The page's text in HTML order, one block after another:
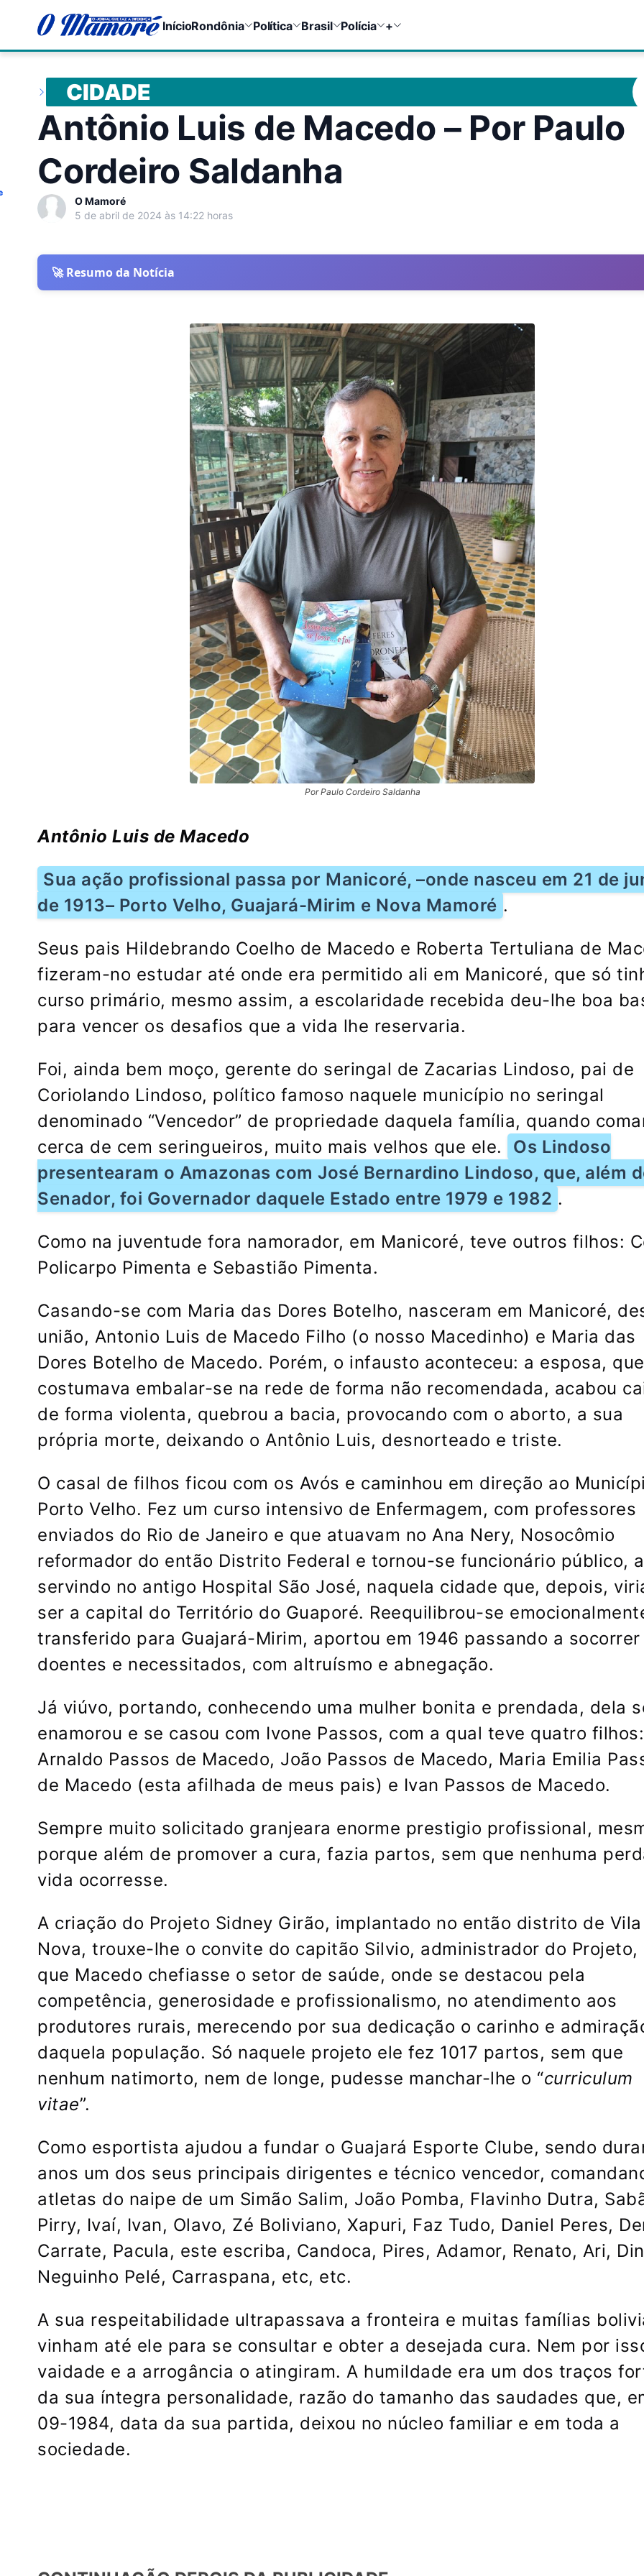
InícioRondônia Política Brasil Polícia +
CIDADE
Antônio Luis de Macedo – Por Paulo
Cordeiro Saldanha
O Mamoré
5 de abril de 2024 às 14:22 horas
🚀 Resumo da Notícia
Por Paulo Cordeiro Saldanha
Antônio Luis de Macedo
Sua ação profissional passa por Manicoré, –onde nasceu em 21 de
de 1913– Porto Velho, Guajará-Mirim e Nova Mamoré .
Seus pais Hildebrando Coelho de Macedo e Roberta Tertuliana de
fizeram-no estudar até onde era permitido ali em Manicoré, que só
curso primário, mesmo assim, a escolaridade recebida deu-lhe boa
para vencer os desafios que a vida lhe reservaria.
Foi, ainda bem moço, gerente do seringal de Zacarias Lindoso, pai de
Coriolando Lindoso, político famoso naquele município no seringal
denominado “Vencedor” de propriedade daquela família, quando
cerca de cem seringueiros, muito mais velhos que ele.
Os Lindoso
presentearam o Amazonas com José Bernardino Lindoso, que, além
Senador, foi Governador daquele Estado entre 1979 e 1982 .
Como na juventude fora namorador, em Manicoré, teve outros filhos:
Policarpo Pimenta e Sebastião Pimenta.
Casando-se com Maria das Dores Botelho, nasceram em Manicoré,
união, Antonio Luis de Macedo Filho (o nosso Macedinho) e Maria das
Dores Botelho de Macedo. Porém, o infausto aconteceu: a esposa, que
costumava embalar-se na rede de forma não recomendada, acabou
de forma violenta, quebrou a bacia, provocando com o aborto, a sua
própria morte, deixando o Antônio Luis, desnorteado e triste.
O casal de filhos ficou com os Avós e caminhou em direção ao
Porto Velho. Fez um curso intensivo de Enfermagem, com professores
enviados do Rio de Janeiro e que atuavam no Ana Nery, Nosocômio
reformador do então Distrito Federal e tornou-se funcionário público,
servindo no antigo Hospital São José, naquela cidade que, depois,
ser a capital do Território do Guaporé. Reequilibrou-se
transferido para Guajará-Mirim, aportou em 1946 passando a socorrer
doentes e necessitados, com altruísmo e abnegação.
Já viúvo, portando, conhecendo uma mulher bonita e prendada, dela
enamorou e se casou com Ivone Passos, com a qual teve quatro filhos:
Arnaldo Passos de Macedo, João Passos de Macedo, Maria Emilia
de Macedo (esta afilhada de meus pais) e Ivan Passos de Macedo.
Sempre muito solicitado granjeara enorme prestigio profissional,
porque além de promover a cura, fazia partos, sem que nenhuma
vida ocorresse.
A criação do Projeto Sidney Girão, implantado no então distrito de Vila
Nova, trouxe-lhe o convite do capitão Silvio, administrador do Projeto,
que Macedo chefiasse o setor de saúde, onde se destacou pela
competência, generosidade e profissionalismo, no atendimento aos
produtores rurais, merecendo por sua dedicação o carinho e
daquela população. Só naquele projeto ele fez 1017 partos, sem que
nenhum natimorto, nem de longe, pudesse manchar-lhe o “curriculum
vitae”.
Como esportista ajudou a fundar o Guajará Esporte Clube, sendo
anos um dos seus principais dirigentes e técnico vencedor,
atletas do naipe de um Simão Salim, João Pomba, Flavinho Dutra,
Pirry, Ivaí, Ivan, Olavo, Zé Boliviano, Xapuri, Faz Tudo, Daniel Peres,
Carrate, Pacula, este escriba, Candoca, Pires, Adamor, Renato, Ari,
Neguinho Pelé, Carraspana, etc, etc.
A sua respeitabilidade ultrapassava a fronteira e muitas famílias
vinham até ele para se consultar e obter a desejada cura. Nem por
vaidade e a arrogância o atingiram. A humildade era um dos traços
da sua íntegra personalidade, razão do tamanho das saudades que,
09-1984, data da sua partida, deixou no núcleo familiar e em toda a
sociedade.